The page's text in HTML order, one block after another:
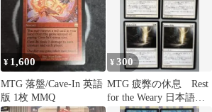
¥ 1,600
MTG 落盤/Cave-In 英語
版 1枚 MMQ
¥300
MTG 疲弊の休息 Rest
for the Weary 日本語 4